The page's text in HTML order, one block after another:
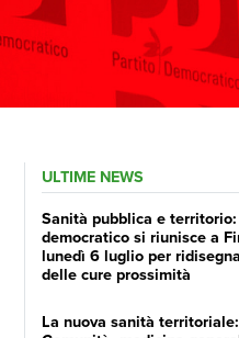
ULTIME NEWS
Sanità pubblica e
democratico si riunisce a
lunedì 6 luglio per
delle cure prossimità
La nuova sanità